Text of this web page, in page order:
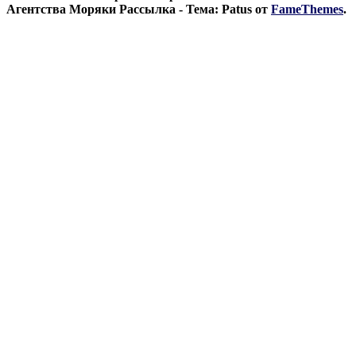
Агентства Моряки Рассылка - Тема: Patus от FameThemes.